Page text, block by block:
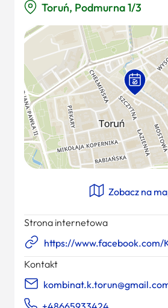
Toruń, Podmurna 1/3
Zobacz na
Strona internetowa
https://www.facebook.com/
Kontakt